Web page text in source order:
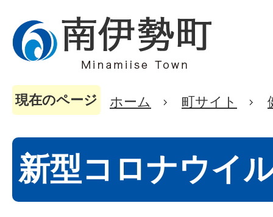
現在のページ ホーム 町サイト
新型コロナウイ